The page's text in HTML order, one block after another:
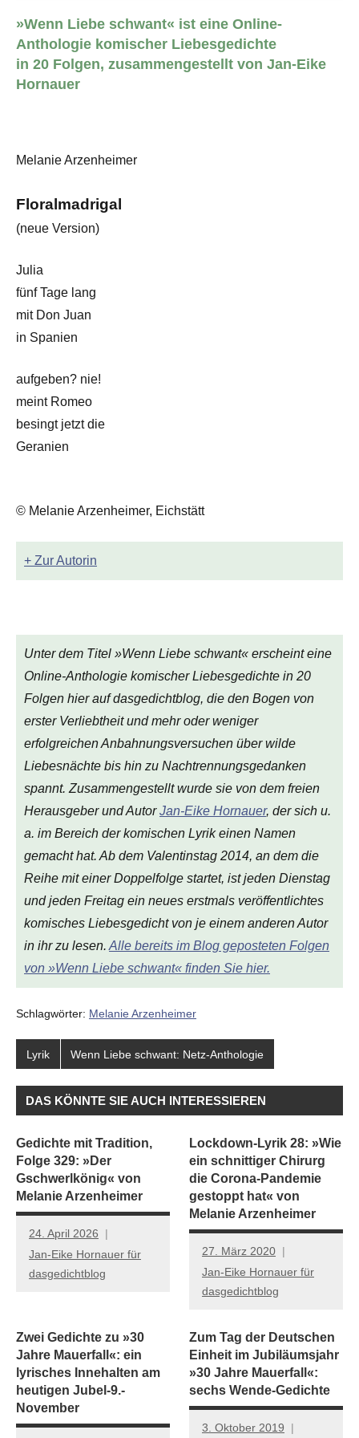
»Wenn Liebe schwant« ist eine Online-
Anthologie komischer Liebesgedichte
in 20 Folgen, zusammengestellt von Jan-Eike
Hornauer
Melanie Arzenheimer
Floralmadrigal
(neue Version)
Julia
fünf Tage lang
mit Don Juan
in Spanien
aufgeben? nie!
meint Romeo
besingt jetzt die
Geranien
© Melanie Arzenheimer, Eichstätt
+ Zur Autorin
Unter dem Titel »Wenn Liebe schwant« erscheint eine
Online-Anthologie komischer Liebesgedichte in 20
Folgen hier auf dasgedichtblog, die den Bogen von
erster Verliebtheit und mehr oder weniger
erfolgreichen Anbahnungsversuchen über wilde
Liebesnächte bis hin zu Nachtrennungsgedanken
spannt. Zusammengestellt wurde sie von dem freien
Herausgeber und AutorJan-Eike Hornauer, der sich u.
a. im Bereich der komischen Lyrik einen Namen
gemacht hat. Ab dem Valentinstag 2014, an dem die
Reihe mit einer Doppelfolge startet, ist jeden Dienstag
und jeden Freitag ein neues erstmals veröffentlichtes
komisches Liebesgedicht von je einem anderen Autor
in ihr zu lesen. Alle bereits im Blog geposteten Folgen
von »Wenn Liebe schwant« finden Sie hier.
Schlagwörter: Melanie Arzenheimer
Lyrik Wenn Liebe schwant: Netz-Anthologie
DAS KÖNNTE SIE AUCH INTERESSIEREN
Gedichte mit Tradition,
Folge 329: »Der
Gschwerlkönig« von
Melanie Arzenheimer
24. April 2026
Jan-Eike Hornauer für
dasgedichtblog
Lockdown-Lyrik 28: »Wie
ein schnittiger Chirurg
die Corona-Pandemie
gestoppt hat« von
Melanie Arzenheimer
27. März 2020
Jan-Eike Hornauer für
dasgedichtblog
Zwei Gedichte zu »30
Jahre Mauerfall«: ein
lyrisches Innehalten am
heutigen Jubel-9.-
November
Zum Tag der Deutschen
Einheit im Jubiläumsjahr
»30 Jahre Mauerfall«:
sechs Wende-Gedichte
3. Oktober 2019